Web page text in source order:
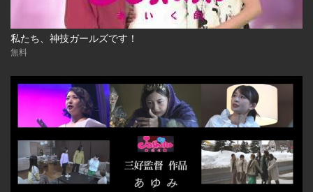
私たち、神技ガールズです！
無料